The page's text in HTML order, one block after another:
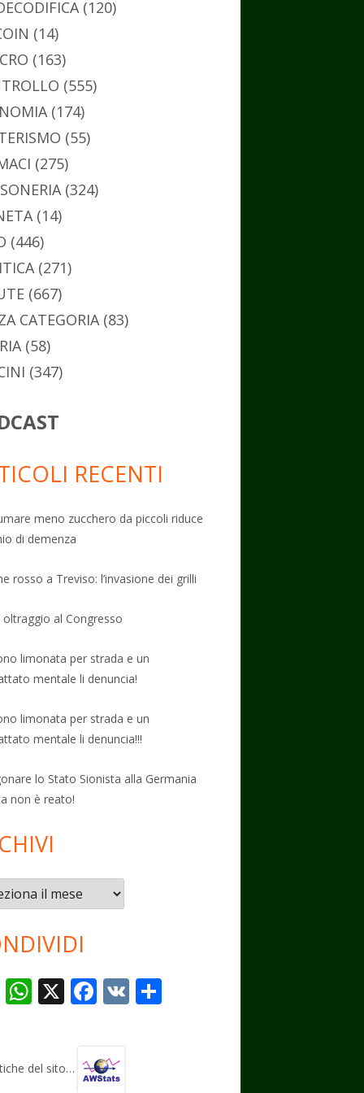
(120)
(14)
(163)
(555)
(174)
(55)
(275)
(324)
(14)
(446)
(271)
(667)
CATEGORIA(83)
(58)
(347)
RECENTI
meno zucchero da piccoli riduce
di demenza
rosso a Treviso: l’invasione dei grilli
oltraggio al Congresso
limonata per strada e un
mentale li denuncia!
limonata per strada e un
mentale li denuncia!!!
lo Stato Sionista alla Germania
non è reato!
T
gr
W
s
X F
b
V
del sito…